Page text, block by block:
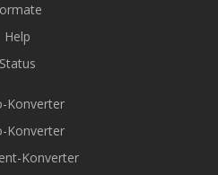
Help
Status
Konverter
Konverter
Konverter